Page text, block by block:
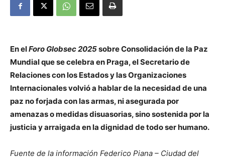
En elForo Globsec 2025sobre Consolidación de la Paz
Mundial que se celebra en Praga, el Secretario de
Relaciones con los Estados y las Organizaciones
Internacionales volvió a hablar de la necesidad de una
paz no forjada con las armas, ni asegurada por
amenazas o medidas disuasorias, sino sostenida por la
justicia y arraigada en la dignidad de todo ser humano.
Fuente de la información Federico Piana – Ciudad del